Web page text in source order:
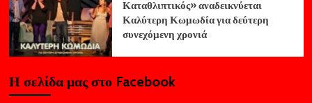
Καταθλιπτικός» αναδεικνύεται
Καλύτερη Κωμωδία για δεύτερη
συνεχόμενη χρονιά
Η σελίδα μας στο Facebook